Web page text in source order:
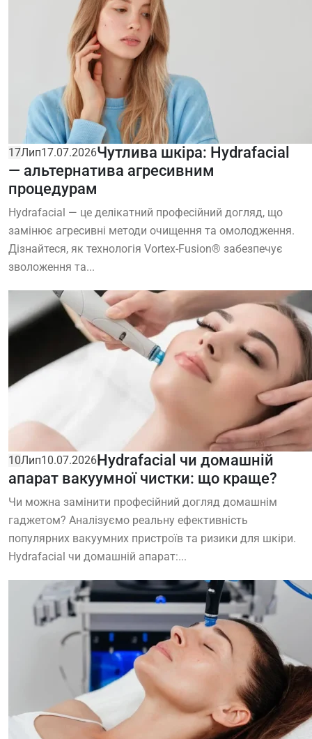
17Лип17.07.2026Чутлива шкіра: Hydrafacial
— альтернатива агресивним
процедурам
Hydrafacial — це делікатний професійний догляд, що
замінює агресивні методи очищення та омолодження.
Дізнайтеся, як технологія Vortex-Fusion® забезпечує
зволоження та...
10Лип10.07.2026Hydrafacial чи домашній
апарат вакуумної чистки: що краще?
Чи можна замінити професійний догляд домашнім
гаджетом? Аналізуємо реальну ефективність
популярних вакуумних пристроїв та ризики для шкіри.
Hydrafacial чи домашній апарат:...